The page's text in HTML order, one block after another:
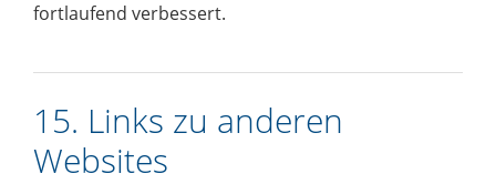
fortlaufend verbessert.
15. Links zu anderen
Websites